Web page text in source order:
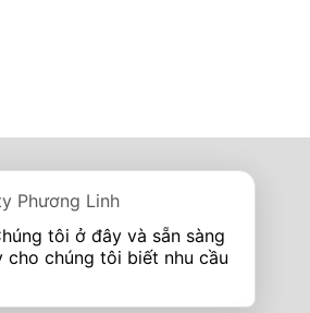
349
Tp Vinh - Nghệ An
Phương Linh
tôi ở đây và sẵn sàng
cho chúng tôi biết nhu cầu